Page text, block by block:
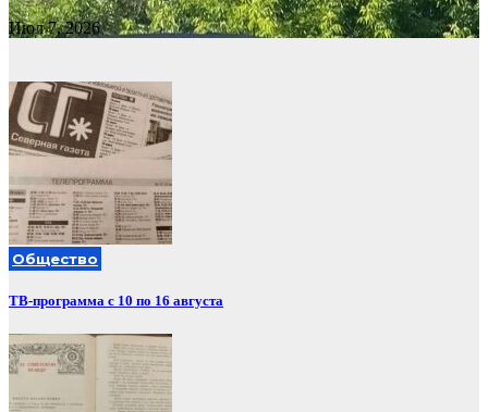
Июл 7, 2026
Общество
ТВ-программа с 10 по 16 августа